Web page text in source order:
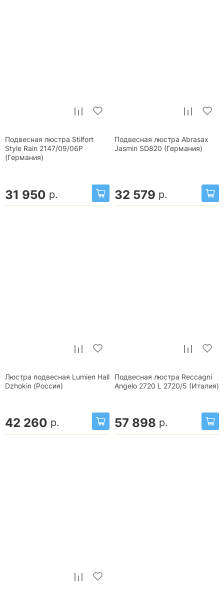
Подвесная люстра Stilfort
Style Rain 2147/09/06P
(Германия)
31 950 р.
Подвесная люстра Abrasax
Jasmin SD820 (Германия)
32 579 р.
Люстра подвесная Lumien Hall
Dzhokin (Россия)
42 260 р.
Подвесная люстра Reccagni
Angelo 2720 L 2720/5 (Италия)
57 898 р.